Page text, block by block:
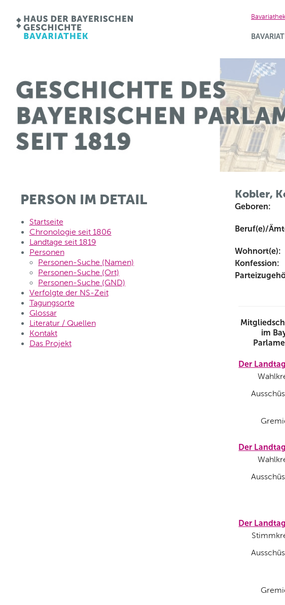
Bavariathek
PERSON IM DETAIL
Startseite
Chronologie seit 1806
Landtage seit 1819
Personen
Personen-Suche (Namen)
Personen-Suche (Ort)
Personen-Suche (GND)
Verfolgte der NS-Zeit
Tagungsorte
Glossar
Literatur / Quellen
Kontakt
Das Projekt
Kobler,
Geboren:
Beruf(e)/
Wohnort(e):
Konfession:
im
Der
Der
Der